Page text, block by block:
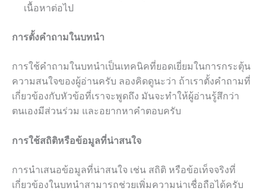
เนื้อหาต่อไป
การตั้งคำถามในบทนำ
การใช้คำถามในบทนำเป็นเทคนิคที่ยอดเยี่ยมในการกระตุ้น
ความสนใจของผู้อ่านครับ ลองคิดดูนะว่า ถ้าเราตั้งคำถามที่
เกี่ยวข้องกับหัวข้อที่เราจะพูดถึง มันจะทำให้ผู้อ่านรู้สึกว่า
ตนเองมีส่วนร่วม และอยากหาคำตอบครับ
การใช้สถิติหรือข้อมูลที่น่าสนใจ
การนำเสนอข้อมูลที่น่าสนใจ เช่น สถิติ หรือข้อเท็จจริงที่
เกี่ยวข้องในบทนำสามารถช่วยเพิ่มความน่าเชื่อถือได้ครับ